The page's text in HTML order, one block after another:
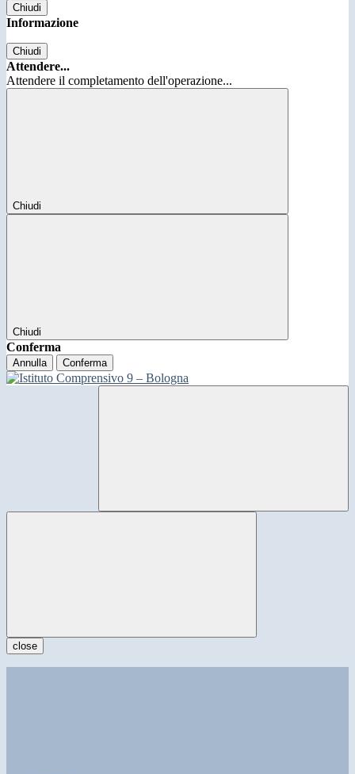
Chiudi
Informazione
Chiudi
Attendere...
Attendere il completamento dell'operazione...
Chiudi
Chiudi
Conferma
Annulla Conferma
close